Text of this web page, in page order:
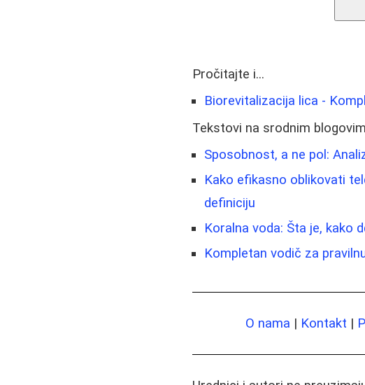
Pročitajte i...
Biorevitalizacija lica -
Tekstovi na srodnim
Sposobnost, a ne pol:
Kako efikasno oblikovati
definiciju
Koralna voda: Šta je, kako
Kompletan vodič za
O nama | Kontakt |